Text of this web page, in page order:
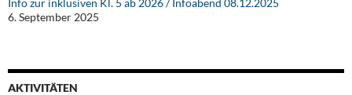
Info zur inklusiven Kl. 5 ab 2026 / Infoabend 08.12.2025
6. September 2025
AKTIVITÄTEN